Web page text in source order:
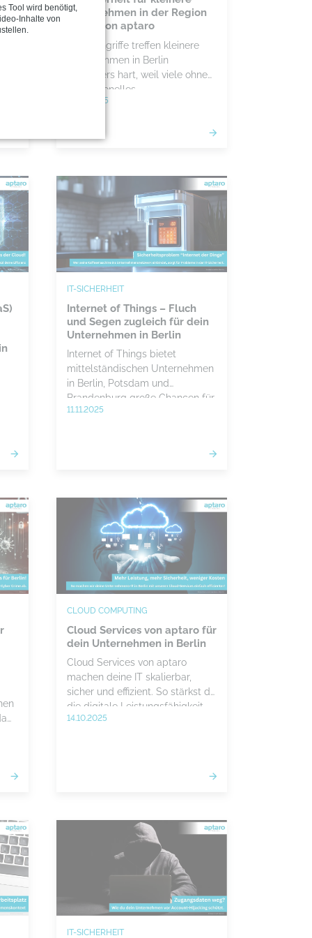
Unternehmen in der Region
Berlin von aptaro
Cyberangriffe treffen kleinere
Unternehmen in Berlin
besonders hart, weil viele ohne
professionelles
Sicherheitskonzept arbeiten. Mit
zuverlässige IT Absicherung, die
09.12.2025
IT-SICHERHEIT
Internet of Things – Fluch
und Segen zugleich für dein
Unternehmen in Berlin
Internet of Things bietet
mittelständischen Unternehmen
in Berlin, Potsdam und
Brandenburg große Chancen für
effizientere Abläufe, verlangt
wie aptaro schaffen
Unternehmen messbaren
Nutzen, ohne den Überblick
über Technik und Risiken zu
verlieren.
11.11.2025
CLOUD COMPUTING
Cloud Services von aptaro für
dein Unternehmen in Berlin
Cloud Services von aptaro
machen deine IT skalierbar,
sicher und effizient. So stärkst du
die digitale Leistungsfähigkeit
deines Unternehmens in Berlin,
14.10.2025
IT-SICHERHEIT
Tool wird benötigt,
Inhalte von